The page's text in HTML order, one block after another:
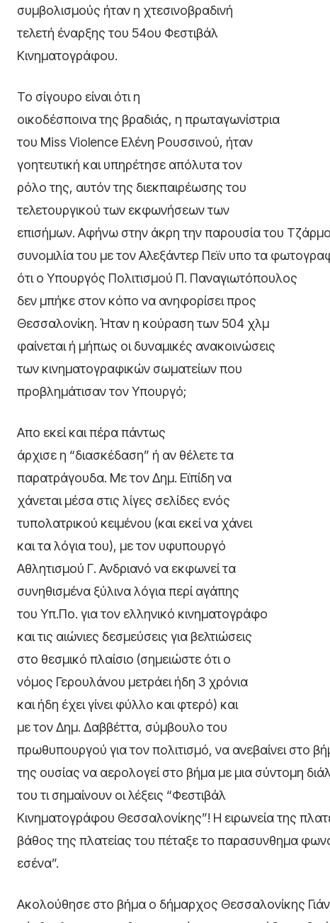
συμβολισμούς ήταν η χτεσινοβραδινή
τελετή έναρξης του 54ου Φεστιβάλ
Κινηματογράφου.
Το σίγουρο είναι ότι η
οικοδέσποινα της βραδιάς, η πρωταγωνίστρια
του Miss Violence Ελένη Ρουσσινού, ήταν
γοητευτική και υπηρέτησε απόλυτα τον
ρόλο της, αυτόν της διεκπαιρέωσης του
τελετουργικού των εκφωνήσεων των
επισήμων. Αφήνω στην άκρη την παρουσία του
συνομιλία του με τον Αλεξάντερ Πεϊν υπο τα
ότι ο Υπουργός Πολιτισμού Π. Παναγιωτόπουλος
δεν μπήκε στον κόπο να ανηφορίσει προς
Θεσσαλονίκη. Ήταν η κούραση των 504 χλμ
φαίνεται ή μήπως οι δυναμικές ανακοινώσεις
των κινηματογραφικών σωματείων που
προβλημάτισαν τον Υπουργό;
Απο εκεί και πέρα πάντως
άρχισε η “διασκέδαση” ή αν θέλετε τα
παρατράγουδα. Με τον Δημ. Εϊπίδη να
χάνεται μέσα στις λίγες σελίδες ενός
τυπολατρικού κειμένου (και εκεί να χάνει
και τα λόγια του), με τον υφυπουργό
Αθλητισμού Γ. Ανδριανό να εκφωνεί τα
συνηθισμένα ξύλινα λόγια περί αγάπης
του Υπ.Πο. για τον ελληνικό κινηματογράφο
και τις αιώνιες δεσμεύσεις για βελτιώσεις
στο θεσμικό πλαίσιο (σημειώστε ότι ο
νόμος Γερουλάνου μετράει ήδη 3 χρόνια
και ήδη έχει γίνει φύλλο και φτερό) και
με τον Δημ. Δαββέττα, σύμβουλο του
πρωθυπουργού για τον πολιτισμό, να ανεβαίνει στο
της ουσίας να αερολογεί στο βήμα με μια σύντομη
του τι σημαίνουν οι λέξεις “Φεστιβάλ
Κινηματογράφου Θεσσαλονίκης”! Η ειρωνεία της
βάθος της πλατείας του πέταξε το παρασυνθημα
εσένα”.
Ακολούθησε στο βήμα ο δήμαρχος Θεσσαλονίκης